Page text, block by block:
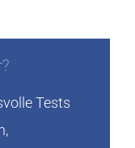
Tests